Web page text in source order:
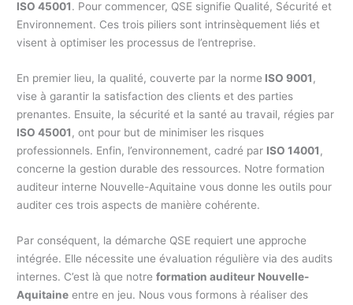
ISO 45001. Pour commencer, QSE signifie Qualité, Sécurité et
Environnement. Ces trois piliers sont intrinsèquement liés et
visent à optimiser les processus de l’entreprise.
En premier lieu, la qualité, couverte par la norme ISO 9001 ,
vise à garantir la satisfaction des clients et des parties
prenantes. Ensuite, la sécurité et la santé au travail, régies par
ISO 45001 , ont pour but de minimiser les risques
professionnels. Enfin, l’environnement, cadré par ISO 14001 ,
concerne la gestion durable des ressources. Notre formation
auditeur interne Nouvelle-Aquitaine vous donne les outils pour
auditer ces trois aspects de manière cohérente.
Par conséquent, la démarche QSE requiert une approche
intégrée. Elle nécessite une évaluation régulière via des audits
internes. C’est là que notreformation auditeur Nouvelle-
Aquitaine entre en jeu. Nous vous formons à réaliser des